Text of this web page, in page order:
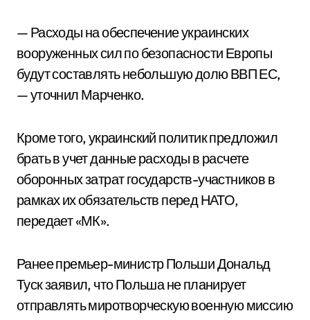
— Расходы на обеспечение украинских
вооруженных сил по безопасности Европы
будут составлять небольшую долю ВВП ЕС,
— уточнил Марченко.
Кроме того, украинский политик предложил
брать в учет данные расходы в расчете
оборонных затрат государств-участников в
рамках их обязательств перед НАТО,
передает «МК».
Ранее премьер-министр Польши Дональд
Туск заявил, что Польша не планирует
отправлять миротворческую военную миссию